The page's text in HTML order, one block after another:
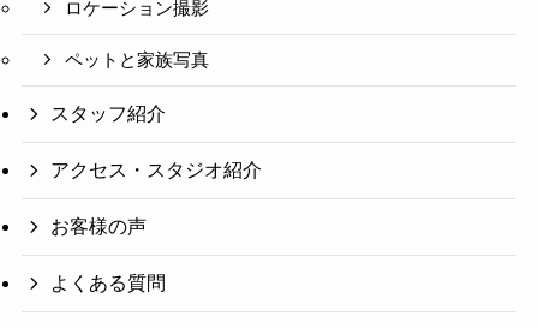
ロケーション撮影
ペットと家族写真
スタッフ紹介
アクセス・スタジオ紹介
お客様の声
よくある質問